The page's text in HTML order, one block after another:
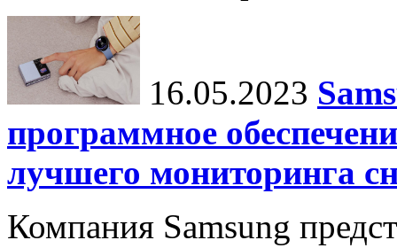
16.05.2023
программное
лучшего мониторинга
Компания Samsung